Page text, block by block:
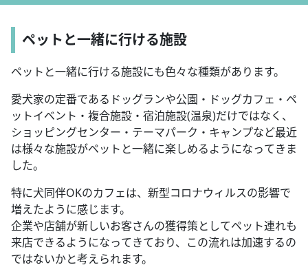
ペットと一緒に行ける施設
ペットと一緒に行ける施設にも色々な種類があります。
愛犬家の定番であるドッグランや公園・ドッグカフェ・ペ
ットイベント・複合施設・宿泊施設(温泉)だけではなく、
ショッピングセンター・テーマパーク・キャンプなど最近
は様々な施設がペットと一緒に楽しめるようになってきま
した。
特に犬同伴OKのカフェは、新型コロナウィルスの影響で
増えたように感じます。
企業や店舗が新しいお客さんの獲得策としてペット連れも
来店できるようになってきており、この流れは加速するの
ではないかと考えられます。